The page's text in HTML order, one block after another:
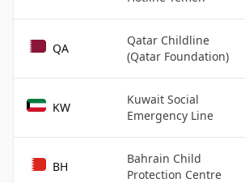
QA
Qatar Childline
(Qatar Foundation)
KW
Kuwait Social
Emergency Line
BH
Bahrain Child
Protection Centre